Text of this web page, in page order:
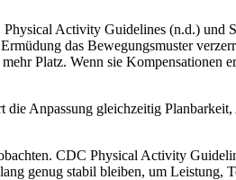
Activity Guidelines (n.d.) und
das Bewegungsmuster
Platz. Wenn sie Kompensationen
die Anpassung gleichzeitig
CDC Physical Activity
genug stabil bleiben, um Leistung,